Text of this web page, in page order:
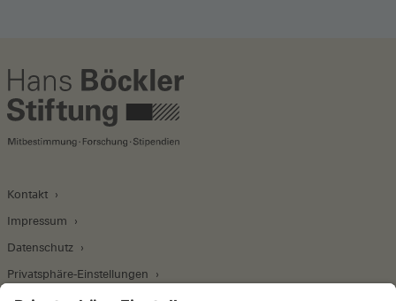
Kontakt
Impressum
Datenschutz
Privatsphäre-Einstellungen